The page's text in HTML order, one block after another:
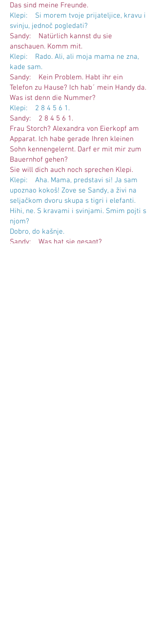
Das sind meine Freunde.
Klepi: Si morem tvoje prijateljice, kravu i
svinju, jednoč pogledati?
Sandy: Natürlich kannst du sie
anschauen. Komm mit.
Klepi: Rado. Ali, ali moja mama ne zna,
kade sam.
Sandy: Kein Problem. Habt ihr ein
Telefon zu Hause? Ich hab´ mein Handy da.
Was ist denn die Nummer?
Klepi: 2 8 4 5 6 1.
Sandy: 2 8 4 5 6 1.
Frau Storch? Alexandra von Eierkopf am
Apparat. Ich habe gerade Ihren kleinen
Sohn kennengelernt. Darf er mit mir zum
Bauernhof gehen?
Sie will dich auch noch sprechen Klepi.
Klepi: Aha. Mama, predstavi si! Ja sam
upoznao kokoš! Zove se Sandy, a živi na
seljačkom dvoru skupa s tigri i elefanti.
Hihi, ne. S kravami i svinjami. Smim pojti s
njom?
Dobro, do kašnje.
Sandy: Was hat sie gesagt?